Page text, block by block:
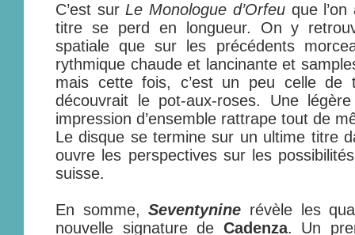
C’est sur Le Monologue d’Orfeuque l’on
titre se perd en longueur. On y
spatiale que sur les précédents
rythmique chaude et lancinante et
mais cette fois, c’est un peu celle de
découvrait le pot-aux-roses. Une
impression d’ensemble rattrape tout de
Le disque se termine sur un ultime titre
ouvre les perspectives sur les
suisse.
En somme,Seventynine révèle les
nouvelle signature de Cadenza. Un